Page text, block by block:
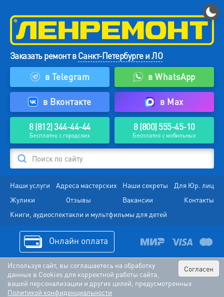
Заказать ремонт вСанкт-Петербурге и ЛО
в Telegram
в WhatsApp
в Вконтакте в Max
8 (812) 344-44-44
Бесплатно с городских
8 (800) 555-45-10
Бесплатно с мобильных
Поиск по сайту
Наши услуги Адреса мастерских Наши секреты
Для Юр. лиц
Жулики
Отзывы Вакансии
Контакты
Книги, аудиоспектакли и мультфильмы для детей
Онлайн оплата
Согласен
Используя сайт, вы соглашаетесь на обработку
данных в Cookies для корректной работы сайта,
вашей персонализации и других целей, предусмотренных
Политикой конфиденциальности